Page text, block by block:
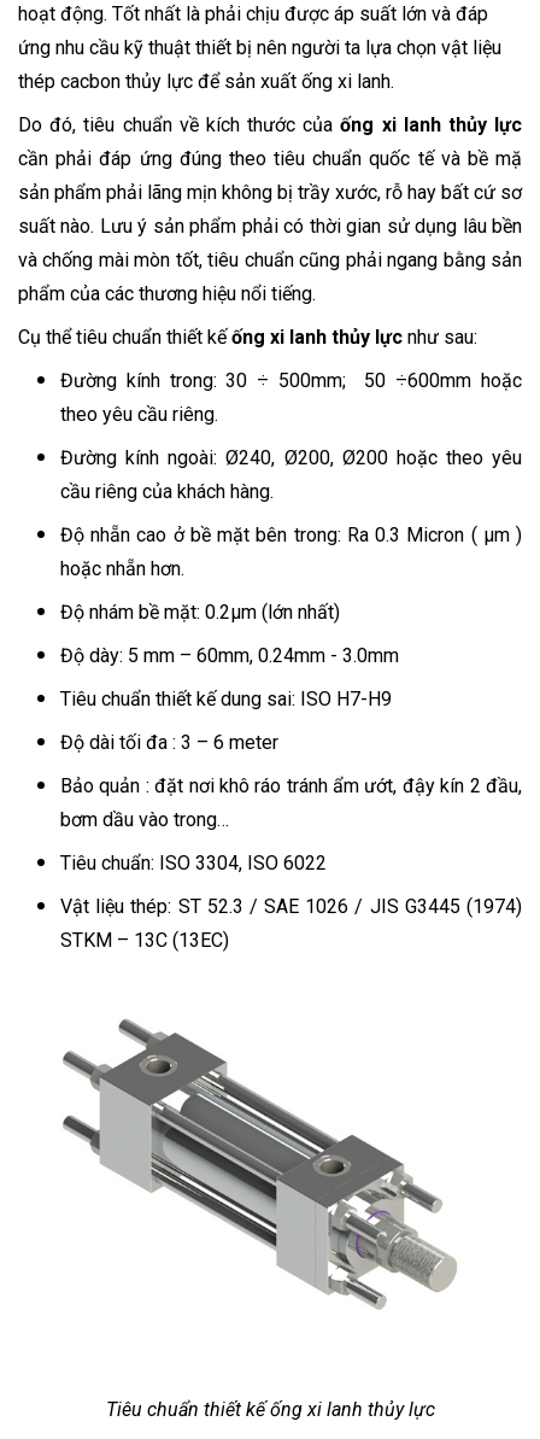
hoạt động. Tốt nhất là phải chịu được áp suất lớn và đáp
ứng nhu cầu kỹ thuật thiết bị nên người ta lựa chọn vật liệu
thép cacbon thủy lực để sản xuất ống xi lanh.
Do đó, tiêu chuẩn về kích thước củaống xi lanh thủy lực
cần phải đáp ứng đúng theo tiêu chuẩn quốc tế và bề mặ
sản phẩm phải lãng mịn không bị trầy xước, rỗ hay bất cứ sơ
suất nào. Lưu ý sản phẩm phải có thời gian sử dụng lâu bền
và chống mài mòn tốt, tiêu chuẩn cũng phải ngang bằng sản
phẩm của các thương hiệu nổi tiếng.
Cụ thể tiêu chuẩn thiết kếống xi lanh thủy lực như sau:
Đường kính trong: 30 ÷ 500mm; 50 ÷600mm hoặc
theo yêu cầu riêng.
Đường kính ngoài: Ø240, Ø200, Ø200 hoặc theo yêu
cầu riêng của khách hàng.
Độ nhẵn cao ở bề mặt bên trong: Ra 0.3 Micron ( µm )
hoặc nhẵn hơn.
Độ nhám bề mặt: 0.2μm (lớn nhất)
Độ dày: 5 mm – 60mm, 0.24mm - 3.0mm
Tiêu chuẩn thiết kế dung sai: ISO H7-H9
Độ dài tối đa : 3 – 6 meter
Bảo quản : đặt nơi khô ráo tránh ẩm ướt, đậy kín 2 đầu,
bơm dầu vào trong…
Tiêu chuẩn: ISO 3304, ISO 6022
Vật liệu thép: ST 52.3 / SAE 1026 / JIS G3445 (1974)
STKM – 13C (13EC)
Tiêu chuẩn thiết kế ống xi lanh thủy lực